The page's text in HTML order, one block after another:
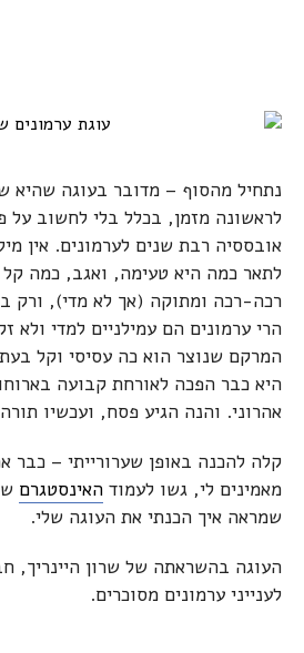
נתחיל מהסוף – מדובר בעוגה שהיא
לראשונה מזמן, בכלל בלי לחשוב על
אובססיה רבת שנים לערמונים. אין
לתאר כמה היא טעימה, ואגב, כמה קל
רכה-רכה ומתוקה (אך לא מדי), ורק
הרי ערמונים הם עמילניים למדי ולא
המרקם שנוצר הוא כה עסיסי וקל
היא כבר הפכה לאורחת קבועה
אהרוני. והנה הגיע פסח, ועכשיו
קלה להכנה באופן שערורייתי – כבר
מאמינים לי, גשו לעמוד האינסטגרם
שמראה איך הכנתי את העוגה שלי.
העוגה בהשראתה של שרון היינריך,
לענייני ערמונים מסוכרים.